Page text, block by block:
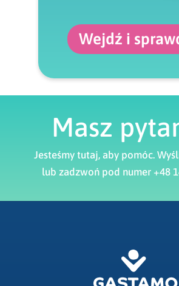
Wejdź i
Masz
Jesteśmy tutaj, aby pomóc.
lub zadzwoń pod numer +48